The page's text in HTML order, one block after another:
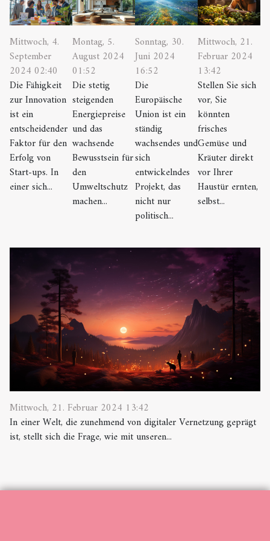
Mittwoch, 4.
September
2024 02:40
Die Fähigkeit
zur Innovation
ist ein
entscheidender
Faktor für den
Erfolg von
Start-ups. In
einer sich...
Montag, 5.
August 2024
01:52
Die stetig
steigenden
Energiepreise
und das
wachsende
Bewusstsein für
den
Umweltschutz
machen...
Sonntag, 30.
Juni 2024
16:52
Die
Europäische
Union ist ein
ständig
wachsendes und
sich
entwickelndes
Projekt, das
nicht nur
politisch...
Mittwoch, 21.
Februar 2024
13:42
Stellen Sie sich
vor, Sie
könnten
frisches
Gemüse und
Kräuter direkt
vor Ihrer
Haustür ernten,
selbst...
Mittwoch, 21. Februar 2024 13:42
In einer Welt, die zunehmend von digitaler Vernetzung geprägt
ist, stellt sich die Frage, wie mit unseren...